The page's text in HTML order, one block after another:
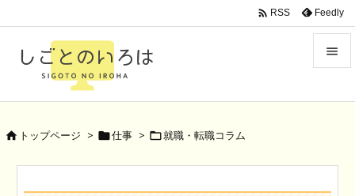

Menu

 RSS Feedly
 トップページ > 仕事 > 就職・転職コラム